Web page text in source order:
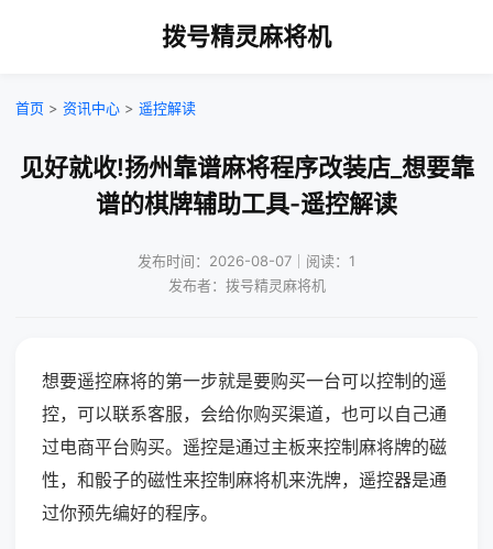
拨号精灵麻将机
首页 > 资讯中心 > 遥控解读
见好就收!扬州靠谱麻将程序改装店_想要靠
谱的棋牌辅助工具-遥控解读
发布时间：2026-08-07｜阅读：1
发布者：拨号精灵麻将机
想要遥控麻将的第一步就是要购买一台可以控制的遥
控，可以联系客服，会给你购买渠道，也可以自己通
过电商平台购买。遥控是通过主板来控制麻将牌的磁
性，和骰子的磁性来控制麻将机来洗牌，遥控器是通
过你预先编好的程序。